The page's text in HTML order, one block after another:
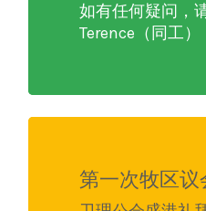
如有任何疑问，
Terence（同工
第一次牧区议